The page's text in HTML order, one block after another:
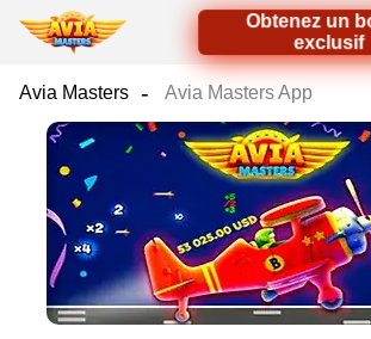
Obtenez un
exclusif
Avia Masters Avia Masters App